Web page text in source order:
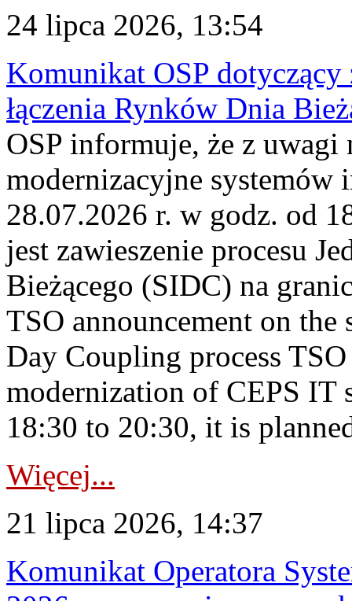
24 lipca 2026, 13:54
Komunikat OSP dotyczący
łączenia Rynków Dnia
OSP informuje, że z uwagi
modernizacyjne
28.07.2026 r. w godz. od
jest zawieszenie procesu
Bieżącego (SIDC) na
TSO announcement on
Day Coupling process
modernization of CEPS IT
18:30 to 20:30, it is
Więcej...
21 lipca 2026, 14:37
Komunikat Operatora